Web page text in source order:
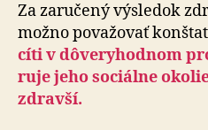
Za zaručený výsledok
možno považovať
cíti v dôveryhodnom
ru­je jeho sociálne
zdrav­ší.